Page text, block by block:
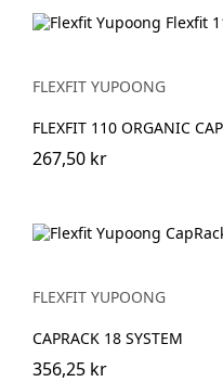
FLEXFIT YUPOONG
FLEXFIT 110 ORGANIC CAP
267,50 kr
FLEXFIT YUPOONG
CAPRACK 18 SYSTEM
356,25 kr